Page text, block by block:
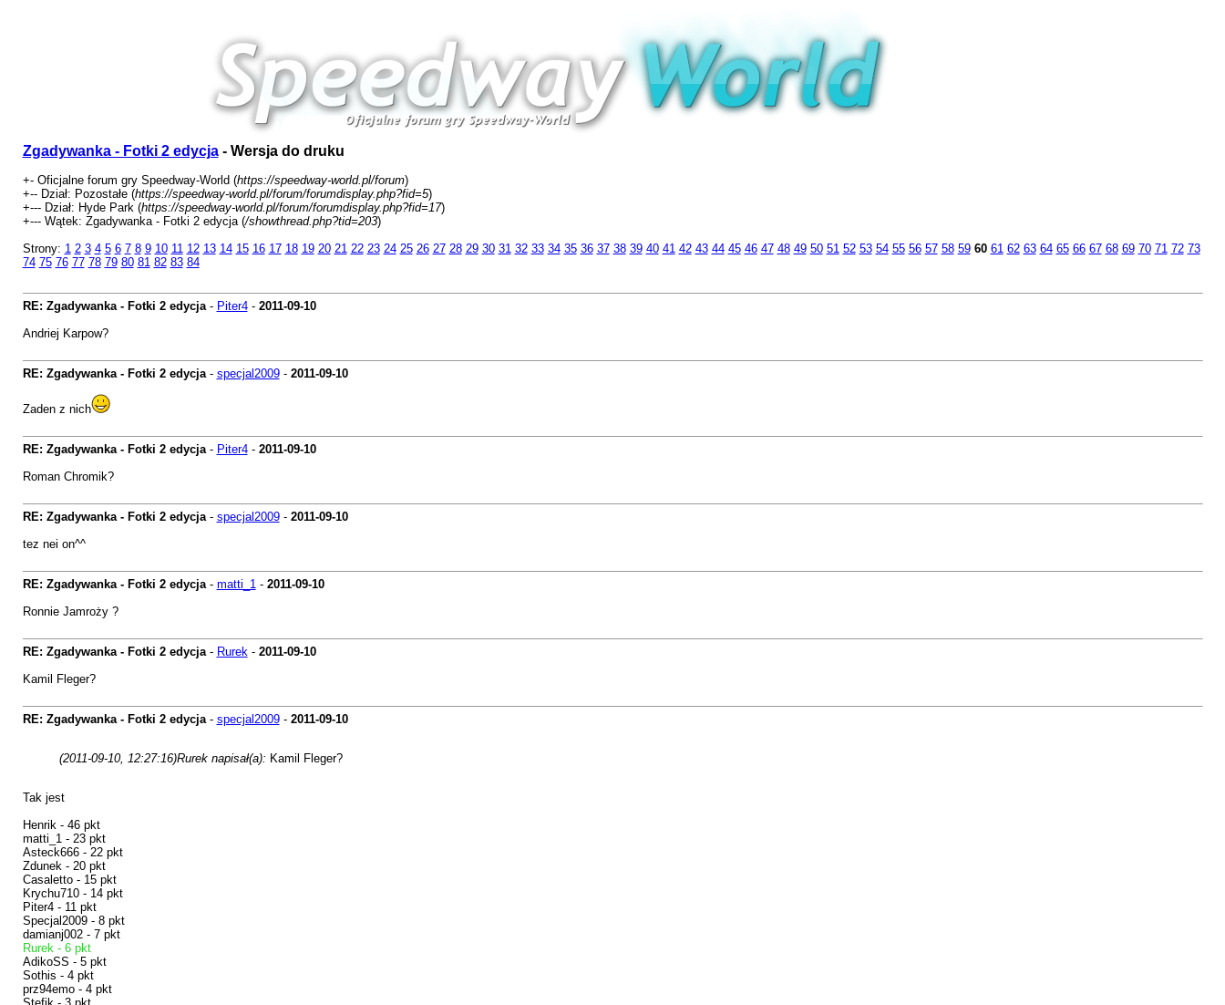
Zgadywanka - Fotki 2 edycja- Wersja do druku
+- Oficjalne forum gry Speedway-World (https://speedway-world.pl/forum)
+-- Dział: Pozostałe (https://speedway-world.pl/forum/forumdisplay.php?fid=5)
+--- Dział: Hyde Park (https://speedway-world.pl/forum/forumdisplay.php?fid=17)
+--- Wątek: Zgadywanka - Fotki 2 edycja (/showthread.php?tid=203)
Strony: 1 2 3 4 5 6 7 8 9 10 11 12 13 14 15 16 17 18 19 20 21 22 23 24 25 26 27 28 29 30 31 32 33 34 35 36 37 38 39 40 41 42 43 44 45 46 47 48 49 50 51 52 53 54 55 56 57 58 59 60 61 62 63 64 65 66 67 68 69 70 71 72 73
74 75 76 77 78 79 80 81 82 83 84
RE: Zgadywanka - Fotki 2 edycja- Piter4- 2011-09-10
Andriej Karpow?
RE: Zgadywanka - Fotki 2 edycja- specjal2009- 2011-09-10
Zaden z nich
RE: Zgadywanka - Fotki 2 edycja- Piter4- 2011-09-10
Roman Chromik?
RE: Zgadywanka - Fotki 2 edycja- specjal2009- 2011-09-10
tez nei on^^
RE: Zgadywanka - Fotki 2 edycja- matti_1- 2011-09-10
Ronnie Jamroży ?
RE: Zgadywanka - Fotki 2 edycja- Rurek- 2011-09-10
Kamil Fleger?
RE: Zgadywanka - Fotki 2 edycja- specjal2009- 2011-09-10
(2011-09-10, 12:27:16)Rurek napisał(a): Kamil Fleger?
Tak jest
Henrik - 46 pkt
matti_1 - 23 pkt
Asteck666 - 22 pkt
Zdunek - 20 pkt
Casaletto - 15 pkt
Krychu710 - 14 pkt
Piter4 - 11 pkt
Specjal2009 - 8 pkt
damianj002 - 7 pkt
Rurek - 6 pkt
AdikoSS - 5 pkt
Sothis - 4 pkt
prz94emo - 4 pkt